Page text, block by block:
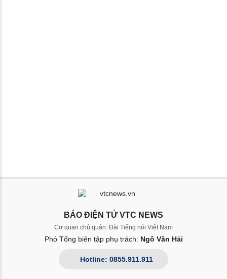
BÁO ĐIỆN TỬ VTC NEWS
Cơ quan chủ quản: Đài Tiếng nói Việt Nam
Phó Tổng biên tập phụ trách: Ngô Văn Hải
Hotline: 0855.911.911